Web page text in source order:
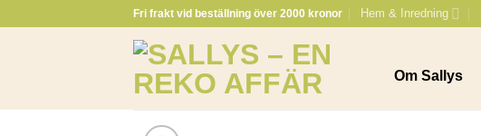
Fri frakt vid beställning över 2000 kronor Hem & Inredning
Om Sallys